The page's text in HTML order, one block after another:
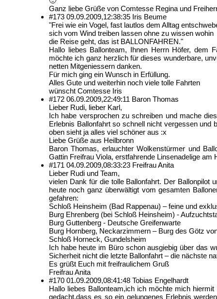
Ganz liebe Grüße von Comtesse Regina und
#173 09.09.2009,12:38:35 Iris Beume
"Frei wie ein Vogel, fast lautlos dem Alltag
sich vom Wind treiben lassen ohne zu wissen wohin
die Reise geht, das ist BALLONFAHREN."
Hallo liebes Ballonteam, Ihnen Herrn Höfer, dem
möchte ich ganz herzlich für dieses wunderbare,
netten Mitgeniessern danken.
Für mich ging ein Wunsch in Erfüllung.
Alles Gute und weiterhin noch viele tolle Fahrten
wünscht Comtesse Iris
#172 06.09.2009,22:49:11 Baron Thomas
Lieber Rudi, lieber Karl,
Ich habe versprochen zu schreiben und mache
Erlebnis Ballonfahrt so schnell nicht vergessen und
oben sieht ja alles viel schöner aus :x
Liebe Grüße aus Heilbronn
Baron Thomas, erlauchter Wolkenstürmer und
Gattin Freifrau Viola, erstfahrende Linsenadelige
#171 04.09.2009,08:33:23 Freifrau Anita
Lieber Rudi und Team,
vielen Dank für die tolle Ballonfahrt. Der Ballonpilot
heute noch ganz überwältigt vom gesamten
gefahren:
Schloß Heinsheim (Bad Rappenau) – feine und
Burg Ehrenberg (bei Schloß Heinsheim) -
Burg Guttenberg - Deutsche Greifenwarte
Burg Hornberg, Neckarzimmern – Burg des Götz
Schloß Horneck, Gundelsheim
Ich habe heute im Büro schon ausgiebig über das
Sicherheit nicht die letzte Ballonfahrt – die nächste
Es grüßt Euch mit freifraulichem Gruß
Freifrau Anita
#170 01.09.2009,08:41:48 Tobias Engelhardt
Hallo liebes Ballonteam,ich ich möchte mich
gedacht,dass es so ein gelungenes Erlebnis